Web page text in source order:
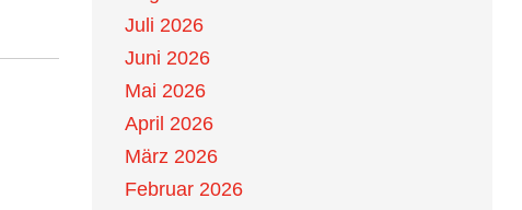
Juli 2026
Juni 2026
Mai 2026
April 2026
März 2026
Februar 2026